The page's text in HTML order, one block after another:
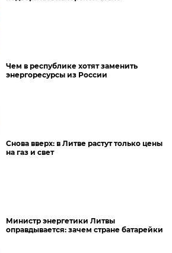
Чем в республике хотят заменить
энергоресурсы из России
Снова вверх: в Литве растут только цены
на газ и свет
Министр энергетики Литвы
оправдывается: зачем стране батарейки